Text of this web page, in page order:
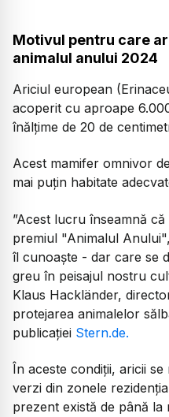
Motivul pentru care
animalul anului 2024
Ariciul european
acoperit cu aproape
înălțime de 20 de
Acest mamifer omnivor
mai puțin habitate
”Acest lucru înseamnă
premiul "Animalul
îl cunoaște - dar care se
greu în peisajul nostru
Klaus Hackländer,
protejarea animalelor
publicației Stern.de.
În aceste condiții, aricii
verzi din zonele
prezent există de până